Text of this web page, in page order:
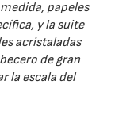
papeles
y la suite
acristaladas
de gran
la escala del